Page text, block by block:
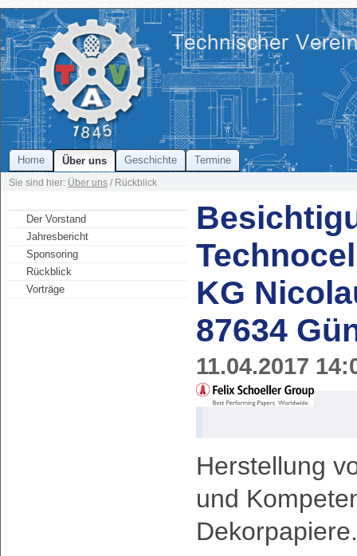
Home Über uns Geschichte Termine
Sie sind hier: Über uns / Rückblick
Der Vorstand
Jahresbericht
Sponsoring
Rückblick
Vorträge
KG
87634
11.04.2017
Herstellung
und
Dekorpapiere.